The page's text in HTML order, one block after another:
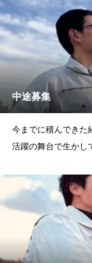
中途募集
今までに積んできた
活躍の舞台で生かし
井上工業の主力社員
します。